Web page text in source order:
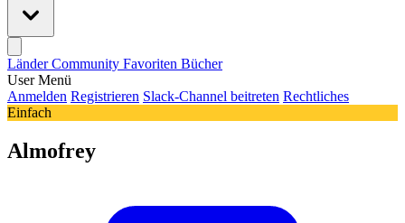
LänderCommunity Favoriten Bücher
User Menü
Anmelden Registrieren Slack-Channel beitreten Rechtliches
Einfach
Almofrey